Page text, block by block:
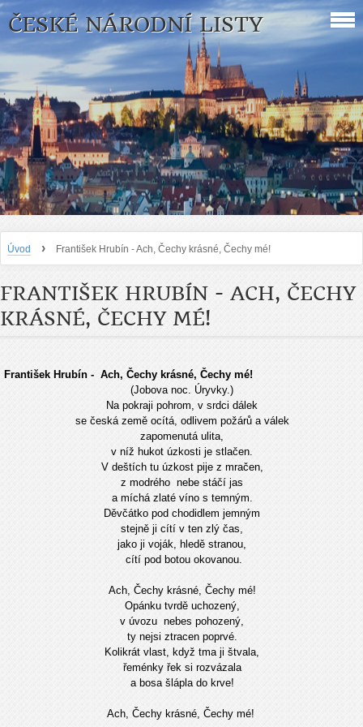
ČESKÉ NÁRODNÍ LISTY
Úvod › František Hrubín - Ach, Čechy krásné, Čechy mé!
FRANTIŠEK HRUBÍN - ACH, ČECHY
KRÁSNÉ, ČECHY MÉ!
František Hrubín - Ach, Čechy krásné, Čechy mé!
(Jobova noc. Úryvky.)
Na pokraji pohrom, v srdci dálek
se česká země ocítá, odlivem požárů a válek
zapomenutá ulita,
v níž hukot úzkosti je stlačen.
V deštích tu úzkost pije z mračen,
z modrého nebe stáčí jas
a míchá zlaté víno s temným.
Děvčátko pod chodidlem jemným
stejně ji cítí v ten zlý čas,
jako ji voják, hledě stranou,
cítí pod botou okovanou.
Ach, Čechy krásné, Čechy mé!
Opánku tvrdě uchozený,
v úvozu nebes pohozený,
ty nejsi ztracen poprvé.
Kolikrát vlast, když tma ji štvala,
řeménky řek si rozvázala
a bosa šlápla do krve!
Ach, Čechy krásné, Čechy mé!